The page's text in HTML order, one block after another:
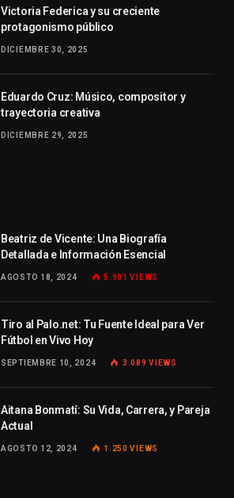
Victoria Federica y su creciente
protagonismo público
DICIEMBRE 30, 2025
Eduardo Cruz: Músico, compositor y
trayectoria creativa
DICIEMBRE 29, 2025
Beatriz de Vicente: Una Biografía
Detallada e Información Esencial
AGOSTO 18, 2024 5.901VIEWS
Tiro al Palo.net: Tu Fuente Ideal para Ver
Fútbol en Vivo Hoy
SEPTIEMBRE 10, 2024 3.089VIEWS
Aitana Bonmatí: Su Vida, Carrera, y Pareja
Actual
AGOSTO 12, 2024 1.250VIEWS